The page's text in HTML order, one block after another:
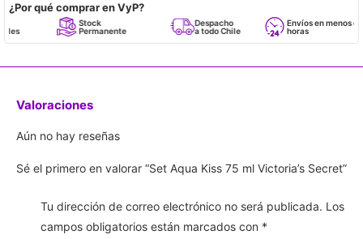
¿Por qué comprar en VyP?
Stock
Permanente
Despacho
a todo Chile
Envíos en menos de 24
horas
Valoraciones
Aún no hay reseñas
Sé el primero en valorar “Set Aqua Kiss 75 ml Victoria’s Secret”
Tu dirección de correo electrónico no será publicada. Los
campos obligatorios están marcados con *